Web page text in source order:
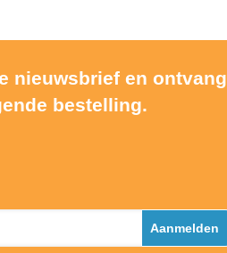
nieuwsbrief en ontvang
bestelling.
Aanmelden